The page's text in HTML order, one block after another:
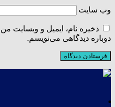
وب‌ سایت
ذخیره نام، ایمیل و وبسایت
دوباره دیدگاهی می‌نویسم.